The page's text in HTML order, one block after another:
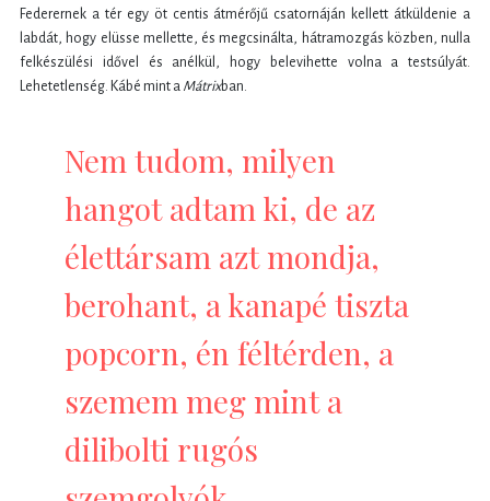
Federernek a tér egy öt centis átmérőjű csatornáján kellett átküldenie a
labdát, hogy elüsse mellette, és megcsinálta, hátramozgás közben, nulla
felkészülési idővel és anélkül, hogy belevihette volna a testsúlyát.
Lehetetlenség. Kábé mint a Mátrixban.
Nem tudom, milyen
hangot adtam ki, de az
élettársam azt mondja,
berohant, a kanapé tiszta
popcorn, én féltérden, a
szemem meg mint a
dilibolti rugós